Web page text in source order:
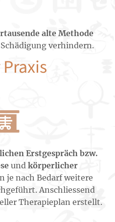
alte Methode
verhindern.
Erstgespräch bzw.
und körperlicher
je nach Bedarf weitere
Anschliessend
Therapieplan erstellt.